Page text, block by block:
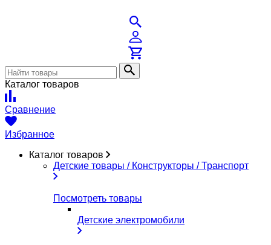
Каталог товаров
Сравнение
Избранное
Каталог товаров
Детские товары / Конструкторы / Транспорт
Посмотреть товары
Детские электромобили